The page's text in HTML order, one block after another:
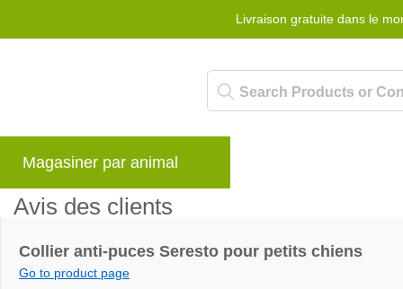
Livraison gratuite dans le
Magasiner par animal
Avis des clients
Collier anti-puces Seresto pour petits chiens
Go to product page